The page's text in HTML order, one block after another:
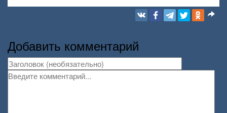
Добавить комментарий